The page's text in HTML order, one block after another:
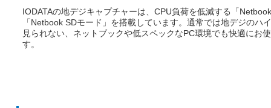
IODATAの地デジキャプチャーは、CPU負荷を低減する「
「Netbook SDモード」を搭載しています。通常では地デジのハ
見られない、ネットブックや低スペックなPC環境でも快適にお
す。